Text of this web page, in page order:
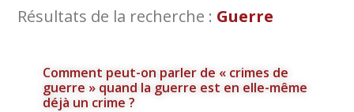
Résultats de la recherche : Guerre
Comment peut-on parler de « crimes de
guerre » quand la guerre est en elle-même
déjà un crime ?